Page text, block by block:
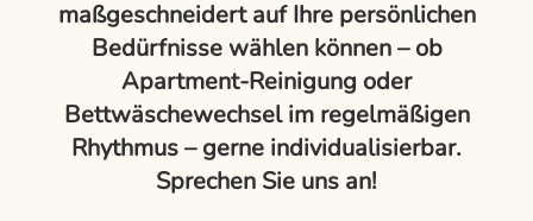
maßgeschneidert auf Ihre persönlichen
Bedürfnisse wählen können – ob
Apartment-Reinigung oder
Bettwäschewechsel im regelmäßigen
Rhythmus – gerne individualisierbar.
Sprechen Sie uns an!